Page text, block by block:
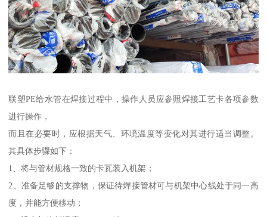
联塑PE给水管在焊接过程中，操作人员应参照焊接工艺卡各项参数
进行操作，
而且在必要时，应根据天气、环境温度等变化对其进行适当调整。
其具体步骤如下：
1、将与管材规格一致的卡瓦装入机架；
2、准备足够的支撑物，保证待焊接管材可与机架中心线处于同一高
度，并能方便移动；